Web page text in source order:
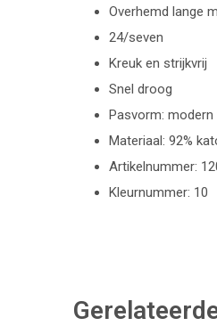
Overhemd lange
24/seven
Kreuk en strijkvrij
Snel droog
Pasvorm:
Materiaal: 92%
Artikelnummer:
Kleurnummer: 10